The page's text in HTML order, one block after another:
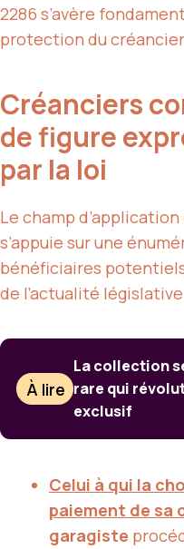
2286 s’avère
protection du
Créanciers
de figure
par la loi
Le champ
s’appuie sur une
bénéficiaires
de l’actualité
À lire
La collection
rare qui
exclusif
Celui à qui la
paiement de sa
garagiste